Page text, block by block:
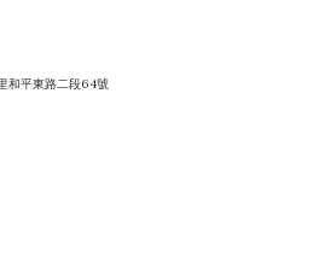
和平東路二段64號